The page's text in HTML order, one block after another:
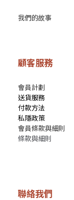
我們的故事
顧客服務
會員計劃
送貨服務
付款方法
私隱政策
會員條款與細則
條款與細則
聯絡我們